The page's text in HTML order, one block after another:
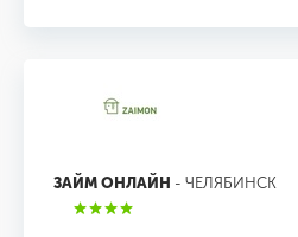
ЗАЙМ ОНЛАЙН - ЧЕЛЯБИНСК